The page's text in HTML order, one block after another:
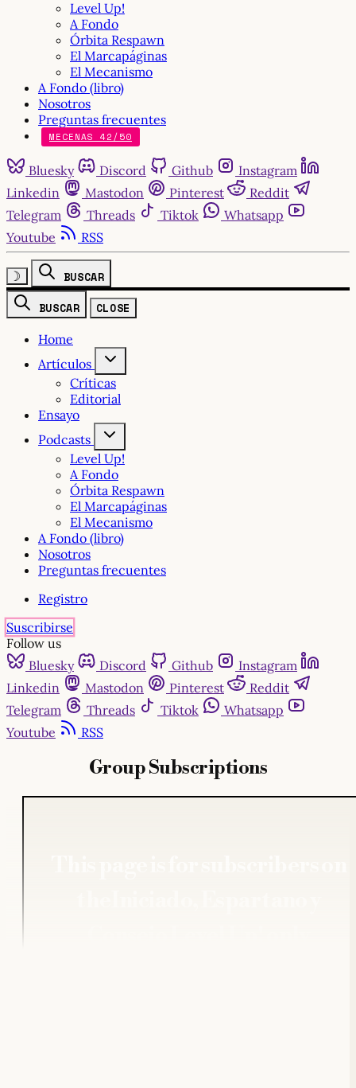
Level Up!
A Fondo
Órbita Respawn
El Marcapáginas
El Mecanismo
A Fondo (libro)
Nosotros
Preguntas frecuentes
MECENAS 42/50
Bluesky Discord Github
Instagram
Linkedin
Mastodon Pinterest
Reddit
Telegram
Threads Tiktok
Whatsapp
Youtube
RSS
☽
BUSCAR
BUSCAR
CLOSE
Home
Artículos
Críticas
Editorial
Ensayo
Podcasts
Level Up!
A Fondo
Órbita Respawn
El Marcapáginas
El Mecanismo
A Fondo (libro)
Nosotros
Preguntas frecuentes
Registro
Suscribirse
Follow us
Bluesky
Discord Github
Instagram
Linkedin
Mastodon Pinterest
Reddit
Telegram
Threads Tiktok
Whatsapp
Youtube
RSS
Group Subscriptions